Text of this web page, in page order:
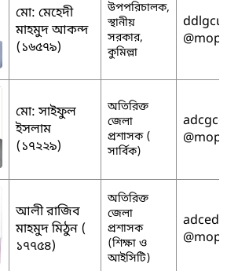
মো: মেহেদী
মাহমুদ আকন্দ
(১৬৫৭৯)
উপপরিচালক,
স্থানীয়
সরকার,
কুমিল্লা
মো: সাইফুল
ইসলাম
(১৭২২৯)
অতিরিক্ত
জেলা
প্রশাসক (
সার্বিক)
আলী রাজিব
মাহমুদ মিঠুন (
১৭৭৫৪)
অতিরিক্ত
জেলা
প্রশাসক
(শিক্ষা ও
আইসিটি)